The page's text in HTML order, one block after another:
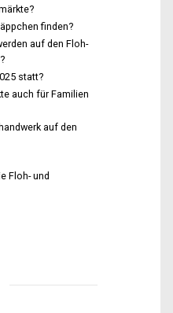
finden?
auf den Floh-
statt?
auch für Familien
auf den
Floh- und